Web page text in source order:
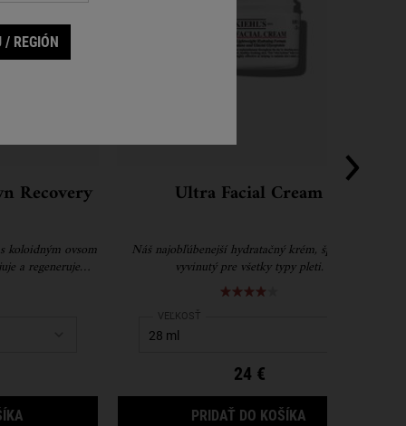
Recovery
koloidným ovsom
a regeneruje
ULTRA FACIAL MELTDOWN RECOVERY CREAM
Ultra Facial Cream
Náš najobľúbenejší hydratačný krém, špeciálne
vyvinutý pre všetky typy pleti.
Select a
VEĽKOSŤ
24 €
PRIDAŤ DO KOŠÍKA
REGIÓN